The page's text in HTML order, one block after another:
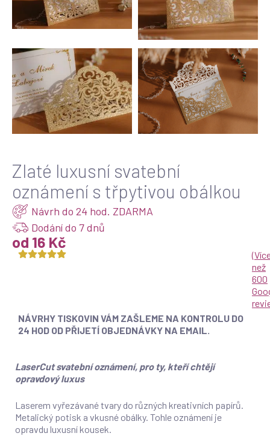
Zlaté luxusní svatební
oznámení s třpytivou obálkou
Návrh do 24 hod. ZDARMA
Dodání do 7 dnů
od 16 Kč
(
než
600
NÁVRHY TISKOVIN VÁM ZAŠLEME NA KONTROLU DO
24 HOD OD PŘIJETÍ OBJEDNÁVKY NA EMAIL.
LaserCut svatební oznámení, pro ty, kteří chtějí
opravdový luxus
Laserem vyřezávané tvary do různých kreativních papírů.
Metalický potisk a vkusné obálky. Tohle oznámení je
opravdu luxusní kousek.